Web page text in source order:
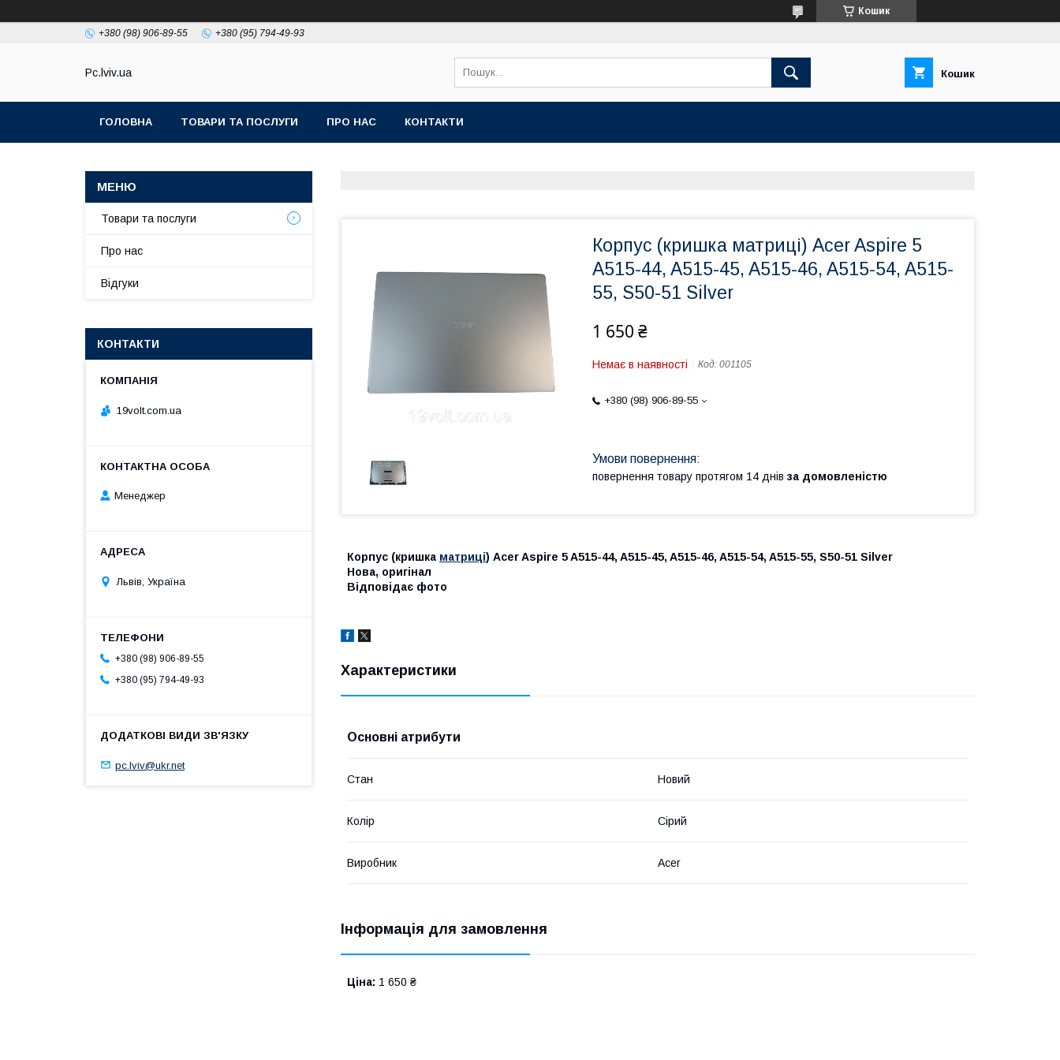
Кошик
+380 (98) 906-89-55 +380 (95) 794-49-93
Pc.lviv.ua Кошик
ГОЛОВНА ТОВАРИ ТА ПОСЛУГИ ПРО НАС КОНТАКТИ
Корпус (кришка матриці) Acer Aspire 5
A515-44, A515-45, A515-46, A515-54, A515-
55, S50-51 Silver
1 650 ₴
Немає в наявності Код: 001105
+380 (98) 906-89-55
повернення товару протягом 14 днів за домовленістю
Корпус (кришка матриці) Acer Aspire 5 A515-44, A515-45, A515-46, A515-54, A515-55, S50-51 Silver
Нова, оригінал
Відповідає фото
Характеристики
Основні атрибути
Стан Новий
Колір Сірий
Виробник Acer
Інформація для замовлення
Ціна: 1 650 ₴
Товари та послуги
Про нас
Відгуки
КОНТАКТИ
19volt.com.ua
Менеджер
Львів, Україна
+380 (98) 906-89-55
+380 (95) 794-49-93
pc.lviv@ukr.net